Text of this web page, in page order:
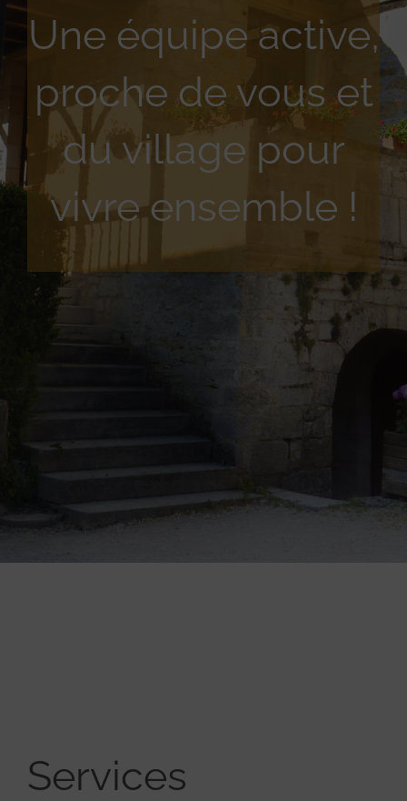
Une équipe active,
proche de vous et
du village pour
vivre ensemble !
Services